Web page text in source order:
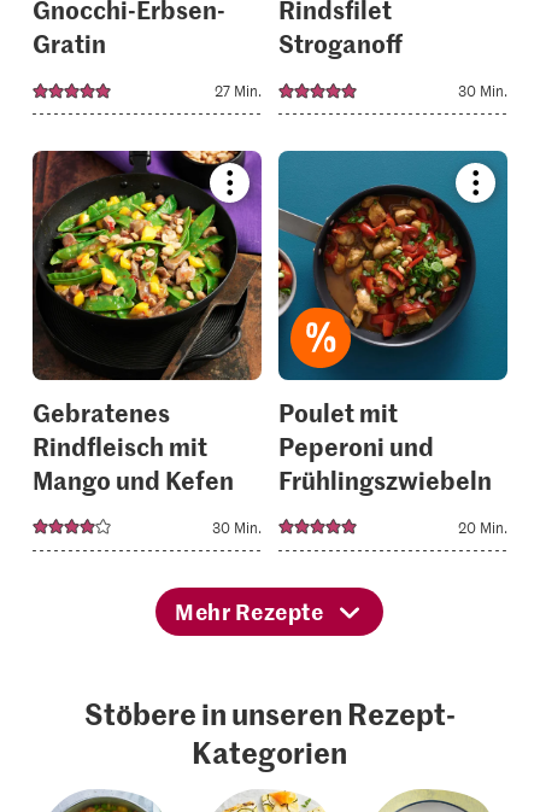
Gnocchi-Erbsen-
Gratin
27 Min.
Rindsfilet
Stroganoff
30 Min.
Bookmark
recipe
or
add
it
to
your
collections.
Gebratenes
Rindfleisch mit
Mango und Kefen
30 Min.
recipe
add
it
to
Poulet mit
Peperoni und
Frühlingszwiebeln
20 Min.
Mehr Rezepte
Stöbere in unseren Rezept-
Kategorien